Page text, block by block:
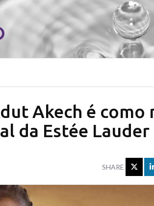
Akech é como
da Estée Lauder
SHARE